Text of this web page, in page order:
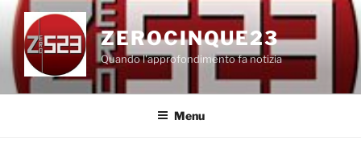
Salta
contenuto
ZEROCINQUE23
Quando l'approfondimento fa notizia
Menu